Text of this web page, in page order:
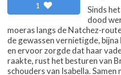
1
Sinds
dood
moeras langs de Natchez-
de gewassen vernietigde,
en ervoor zorgde dat haar
raakte, rust het besturen van
schouders van Isabella. Samen